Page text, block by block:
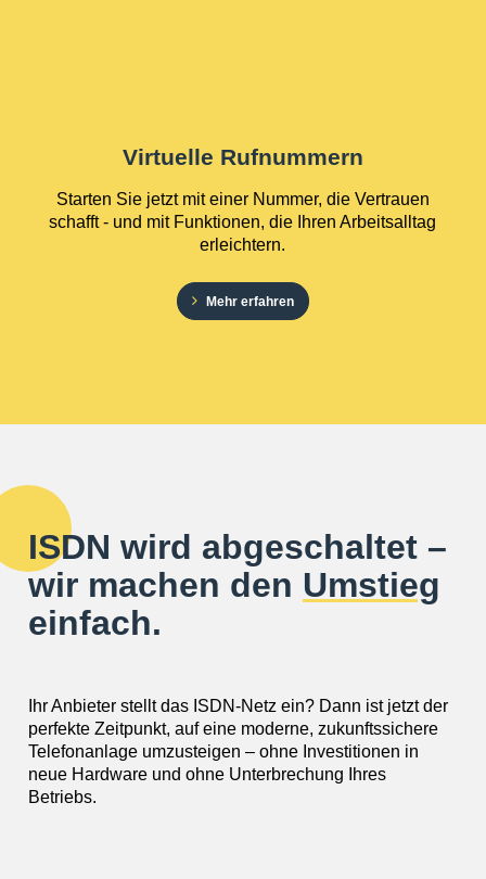
Virtuelle Rufnummern
Starten Sie jetzt mit einer Nummer, die Vertrauen
schafft - und mit Funktionen, die Ihren Arbeitsalltag
erleichtern.
Mehr erfahren
ISDN wird abgeschaltet –
wir machen den Umstieg
einfach.
Ihr Anbieter stellt das ISDN-Netz ein? Dann ist jetzt der
perfekte Zeitpunkt, auf eine moderne, zukunftssichere
Telefonanlage umzusteigen – ohne Investitionen in
neue Hardware und ohne Unterbrechung Ihres
Betriebs.